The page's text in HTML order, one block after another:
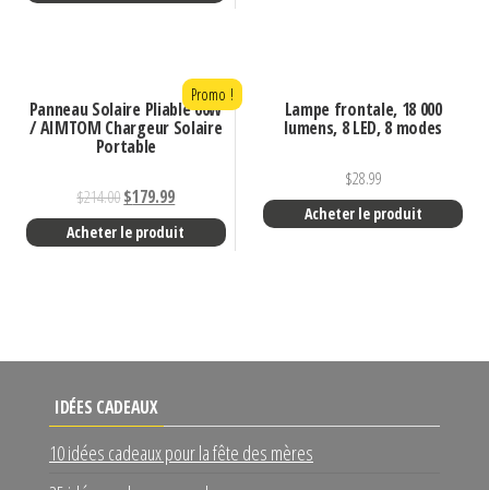
Panneau Solaire Pliable 60W
/ AIMTOM Chargeur Solaire
Portable
Promo !
$214.00$179.99
Acheter le produit
Lampe frontale, 18 000
lumens, 8 LED, 8 modes
$28.99
Acheter le produit
IDÉES CADEAUX
10 idées cadeaux pour la fête des mères